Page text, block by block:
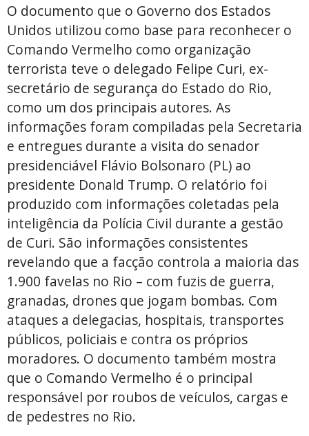
O documento que o Governo dos Estados
Unidos utilizou como base para reconhecer o
Comando Vermelho como organização
terrorista teve o delegado Felipe Curi, ex-
secretário de segurança do Estado do Rio,
como um dos principais autores. As
informações foram compiladas pela Secretaria
e entregues durante a visita do senador
presidenciável Flávio Bolsonaro (PL) ao
presidente Donald Trump. O relatório foi
produzido com informações coletadas pela
inteligência da Polícia Civil durante a gestão
de Curi. São informações consistentes
revelando que a facção controla a maioria das
1.900 favelas no Rio – com fuzis de guerra,
granadas, drones que jogam bombas. Com
ataques a delegacias, hospitais, transportes
públicos, policiais e contra os próprios
moradores. O documento também mostra
que o Comando Vermelho é o principal
responsável por roubos de veículos, cargas e
de pedestres no Rio.